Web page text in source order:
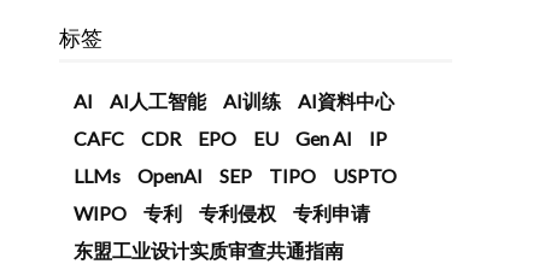
标签
AI AI人工智能 AI训练
AI資料中心
CAFC
CDR EPO EU Gen AI
IP
LLMs
OpenAI SEP TIPO
USPTO
WIPO
专利 专利侵权
专利申请
东盟工业设计实质审查共通指南